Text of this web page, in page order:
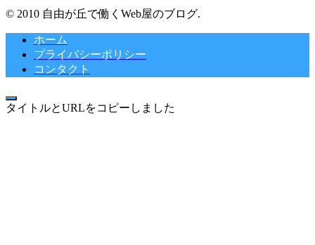
© 2010 自由が丘で働くWeb屋のブログ.
ホーム
プライバシーポリシー
コンタクト
タイトルとURLをコピーしました